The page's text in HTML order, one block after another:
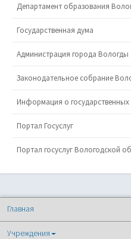
Департамент образования
Государственная дума
Администрация города Вологды
Законодательное собрание
Информация о государственных
Портал Госуслуг
Портал госуслуг Вологодской
Главная
Учреждения